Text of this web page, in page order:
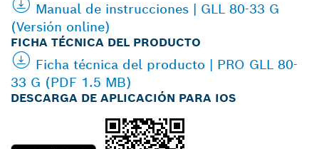
Manual de instrucciones | GLL 80-33 G
(Versión online)
FICHA TÉCNICA DEL PRODUCTO
Ficha técnica del producto | PRO GLL 80-
33 G (PDF 1.5 MB)
DESCARGA DE APLICACIÓN PARA IOS